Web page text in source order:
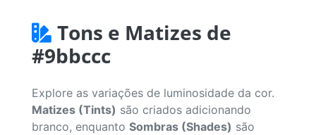
Tons e Matizes de
#9bbccc
Explore as variações de luminosidade da cor.
Matizes (Tints) são criados adicionando
branco, enquanto Sombras (Shades) são